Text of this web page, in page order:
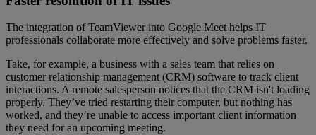
The integration of TeamViewer into Google Meet helps IT
professionals collaborate more effectively and solve problems faster.
Take, for example, a business with a sales team that relies on
customer relationship management (CRM) software to track client
interactions. A remote salesperson notices that the CRM isn't loading
properly. They’ve tried restarting their computer, but nothing has
worked, and they’re unable to access important client information
they need for an upcoming meeting.